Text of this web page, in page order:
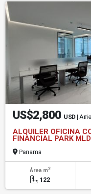
US$2,800 USD |
ALQUILER OFICINA
FINANCIAL PARK MLD
Panama
Área m2
122